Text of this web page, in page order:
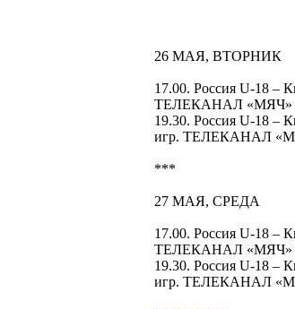
26 МАЯ, ВТОРНИК
17.00. Россия U-18 –
ТЕЛЕКАНАЛ
19.30. Россия U-18 –
игр. ТЕЛЕКАНАЛ
***
27 МАЯ, СРЕДА
17.00. Россия U-18 –
ТЕЛЕКАНАЛ
19.30. Россия U-18 –
игр. ТЕЛЕКАНАЛ